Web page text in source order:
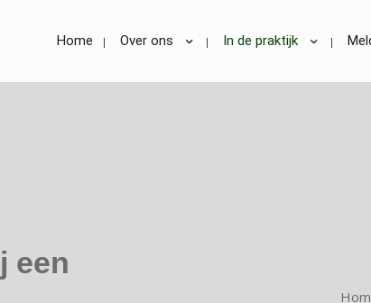
Home Over ons In de praktijk
een